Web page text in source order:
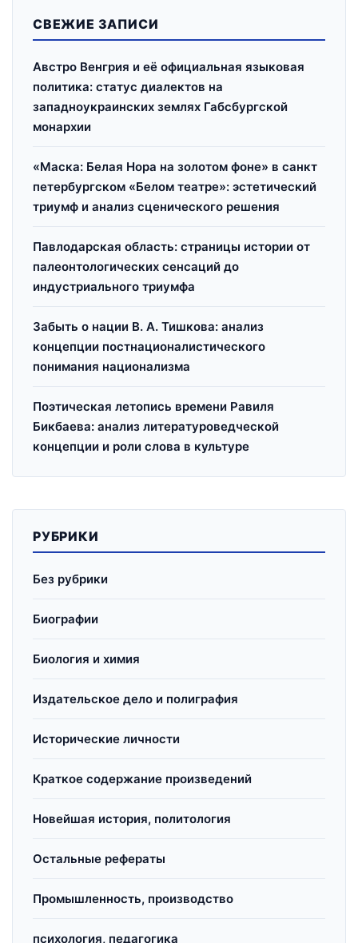
СВЕЖИЕ ЗАПИСИ
Австро Венгрия и её официальная языковая
политика: статус диалектов на
западноукраинских землях Габсбургской
монархии
«Маска: Белая Нора на золотом фоне» в санкт
петербургском «Белом театре»: эстетический
триумф и анализ сценического решения
Павлодарская область: страницы истории от
палеонтологических сенсаций до
индустриального триумфа
Забыть о нации В. А. Тишкова: анализ
концепции постнационалистического
понимания национализма
Поэтическая летопись времени Равиля
Бикбаева: анализ литературоведческой
концепции и роли слова в культуре
РУБРИКИ
Без рубрики
Биографии
Биология и химия
Издательское дело и полиграфия
Исторические личности
Краткое содержание произведений
Новейшая история, политология
Остальные рефераты
Промышленность, производство
психология, педагогика